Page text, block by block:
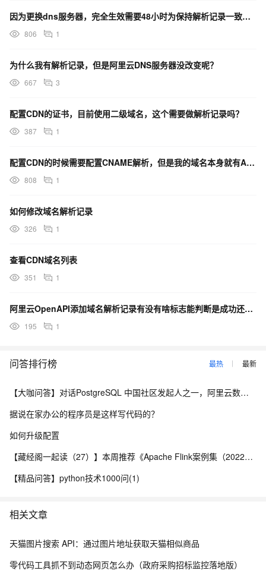
请求示例
Action=DescribeSubDomainRecords&SubDomain=www.abc.co
m&PageNumber=1&PageSize=20&Type=CNAME&
返回示例
XML格式
<DescribeSubDomainRecordsResponse>
AA5CC38C5382</RequestId><TotalCount>2</TotalCount>
<DomainRecords><Record>
<DomainName>example.com</DomainName>
<Type>CNAME</Type><Value>mail1.hichina.com</Value>
<Line>default</Line><TTL>600</TTL>
<DomainName>example.com</DomainName>
<Type>CNAME</Type><Value>mail2.hichina.com</Value>
<Status>Enable</Status><Locked>false</Locked>
<Weight>10</Weight></Record></DomainRecords>
JSON示例
AA5CC38C5382","TotalCount": 2,"PageNumber": 1,"PageSize":
"example.com","RecordId": "9999985","RR": "www","Type":
"CNAME","Value": "mail1.hichina.com","Line": "default","TTL":
因为更换dns服务器，完全生效需要48小时为保持解析记录一致，需要等待48小时才能修改解析记录吗？
806 1
为什么我有解析记录，但是阿里云DNS服务器没改变呢？
667 3
配置CDN的证书，目前使用二级域名，这个需要做解析记录吗？
387 1
配置CDN的时候需要配置CNAME解析，但是我的域名本身就有A类解析，解析记录冲突怎么办？
808 1
如何修改域名解析记录
326 1
查看CDN域名列表
351 1
阿里云OpenAPI添加域名解析记录有没有啥标志能判断是成功还是没成功？
195 1
问答排行榜 最热 最新
【大咖问答】对话PostgreSQL 中国社区发起人之一，阿里云数据库高级专家 德哥
据说在家办公的程序员是这样写代码的？
如何升级配置
【藏经阁一起读（27）】本周推荐《Apache Flink案例集（2022版）》，你有哪些心得？
【精品问答】python技术1000问(1)
相关文章
天猫图片搜索 API：通过图片地址获取天猫相似商品
零代码工具抓不到动态网页怎么办（政府采购招标监控落地版）